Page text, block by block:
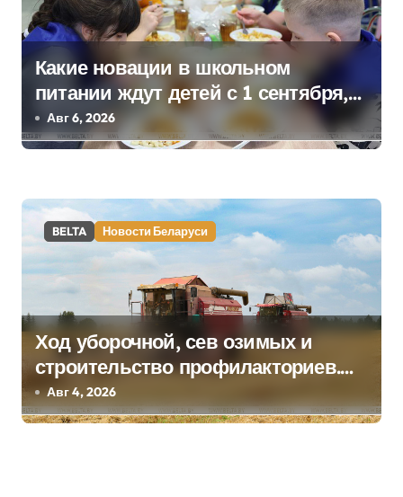
с
я
м
Какие новации в школьном
питании ждут детей с 1 сентября,
рассказали в правительстве
Авг 6, 2026
BELTA Новости Беларуси
Ход уборочной, сев озимых и
строительство профилакториев.
Лукашенко заслушал доклад главы
Минсельхозпрода
Авг 4, 2026